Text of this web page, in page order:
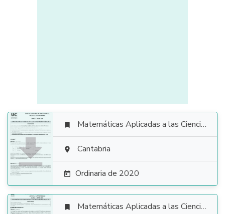

 Matemáticas Aplicadas a las Ciencias Sociales
 Cantabria
 Ordinaria de 2020
 Matemáticas Aplicadas a las Ciencias Sociales